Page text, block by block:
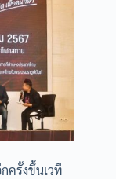
ครั้งขึ้นเวที